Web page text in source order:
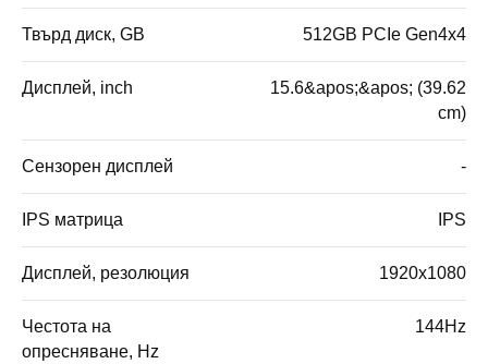
Твърд диск, GB 512GB PCIe Gen4x4
Дисплей, inch
15.6&apos;&apos; (39.62
cm)
Сензорен дисплей -
IPS матрица IPS
Дисплей, резолюция 1920x1080
Честота на
опресняване, Hz
144Hz